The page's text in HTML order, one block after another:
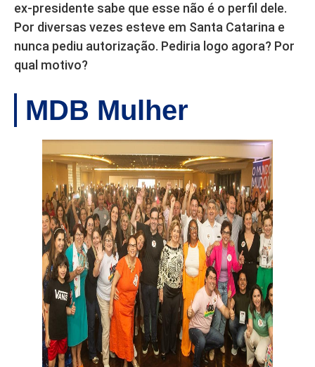
ex-presidente sabe que esse não é o perfil dele.
Por diversas vezes esteve em Santa Catarina e
nunca pediu autorização. Pediria logo agora? Por
qual motivo?
MDB Mulher